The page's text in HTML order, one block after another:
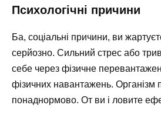
Психологічні причини
Ба, соціальні причини, ви
серйозно. Сильний стрес або
себе через фізичне
фізичних навантажень. Організм
понаднормово. От ви і ловите